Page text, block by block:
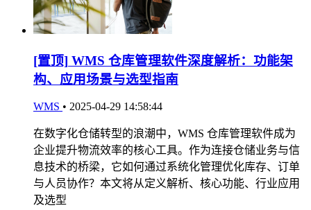
[置顶] WMS 仓库管理软件深度解析：功能架
构、应用场景与选型指南
WMS • 2025-04-29 14:58:44
在数字化仓储转型的浪潮中，WMS 仓库管理软件成为
企业提升物流效率的核心工具。作为连接仓储业务与信
息技术的桥梁，它如何通过系统化管理优化库存、订单
与人员协作？本文将从定义解析、核心功能、行业应用
及选型